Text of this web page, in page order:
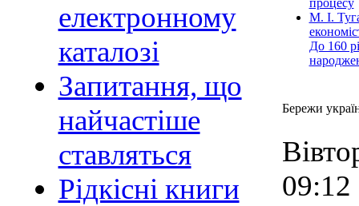
електронному
каталозі
Запитання, що
найчастіше
ставляться
Рідкісні книги
процесу
М. І.
До 160
Бережи
09:12